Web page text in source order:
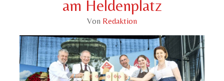
am Heldenplatz
Von Redaktion